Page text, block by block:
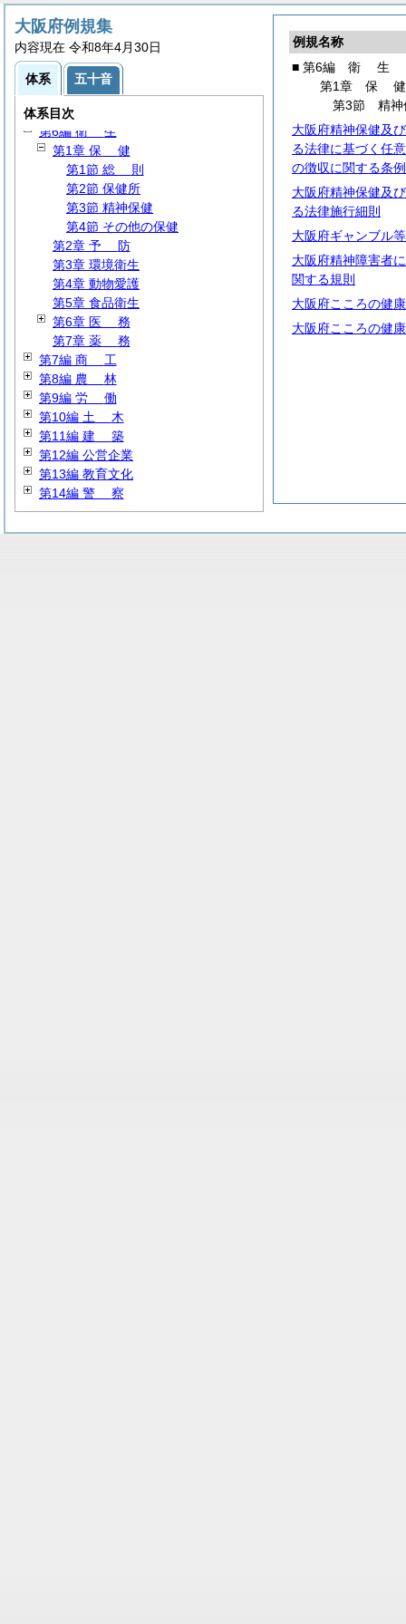
例規名称
■ 第6編 衛 生
第1章 保健
第3節 精神
大阪府精神保健及
る法律に基づく任
の徴収に関する条例
大阪府精神保健及
る法律施行細則
大阪府ギャンブル
大阪府精神障害者
関する規則
大阪府こころの健
大阪府こころの健
大阪府例規集
内容現在 令和8年4月30日
体系 五十音
体系目次
第1編総規
第2編職 員
第3編財務
第4編 環境保全
第5編
第6編 衛 生
第1章 保 健
第1節 総 則
第2節 保健所
第3節 精神保健
第4節 その他の保健
第2章 予 防
第3章 環境衛生
第4章 動物愛護
第5章 食品衛生
第6章 医 務
第7章 薬 務
第7編 商 工
第8編 農 林
第9編 労 働
第10編 土 木
第11編 建 築
第12編 公営企業
第13編 教育文化
第14編 警 察